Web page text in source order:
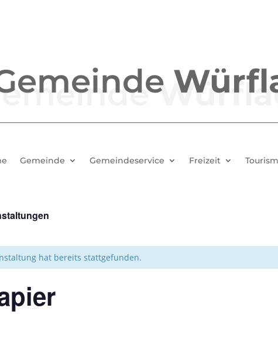
Gemeinde Gemeindeservice Freizeit
hat bereits stattgefunden.